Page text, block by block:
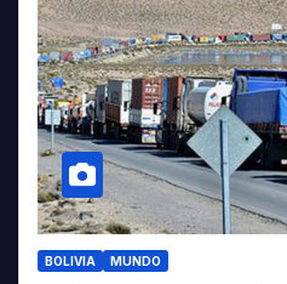
BOLIVIA MUNDO